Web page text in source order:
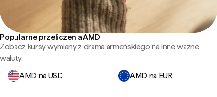
Popularne przeliczenia AMD
Zobacz kursy wymiany z drama armeńskiego na inne ważne
waluty.
AMD na USD
AMD na EUR